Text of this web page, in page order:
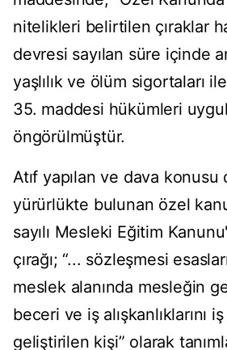
nitelikleri belirtilen çıraklar
devresi sayılan süre içinde
yaşlılık ve ölüm sigortaları
35. maddesi hükümleri
öngörülmüştür.
Atıf yapılan ve dava konusu
yürürlükte bulunan özel
sayılı Mesleki Eğitim
çırağı; “... sözleşmesi
meslek alanında mesleğin
beceri ve iş alışkanlıklarını
geliştirilen kişi” olarak